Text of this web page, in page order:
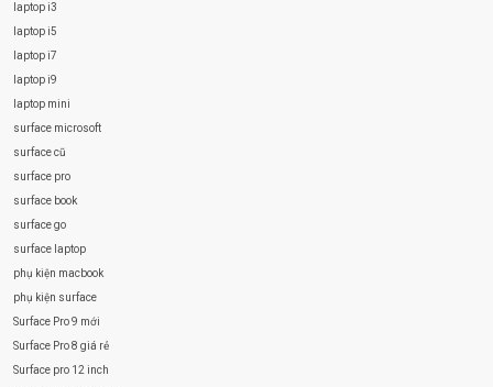
laptop i3
laptop i5
laptop i7
laptop i9
laptop mini
surface microsoft
surface cũ
surface pro
surface book
surface go
surface laptop
phụ kiện macbook
phụ kiện surface
Surface Pro 9 mới
Surface Pro 8 giá rẻ
Surface pro 12 inch